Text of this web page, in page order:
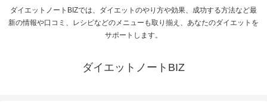
ダイエットノートBIZでは、ダイエットのやり方や効果、成功する方法など最
新の情報や口コミ、レシピなどのメニューも取り揃え、あなたのダイエットを
サポートします。
ダイエットノートBIZ